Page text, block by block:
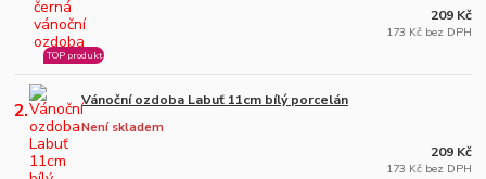
TOP produkt
209 Kč
173 Kč bez DPH
2. Vánoční ozdoba Labuť 11cm bílý porcelán
Není skladem
209 Kč
173 Kč bez DPH